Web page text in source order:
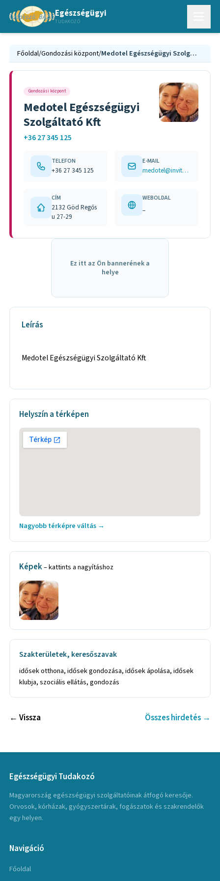
Egészségügyi
TUDAKOZÓ
Főoldal/Gondozási központ/ Medotel Egészségügyi Szolgáltató Kft
Gondozási központ
Medotel Egészségügyi
Szolgáltató Kft
+36 27 345 125
TELEFON
+36 27 345 125
E-MAIL
medotel@invitel.hu
CÍM
2132 Göd Regős
u 27-29
WEBOLDAL
–
Ez itt az Ön bannerének a
helye
Leírás
Medotel Egészségügyi Szolgáltató Kft
Helyszín a térképen
Nagyobb térképre váltás →
Képek– kattints a nagyításhoz
Szakterületek, keresőszavak
idősek otthona, idősek gondozása, idősek ápolása, idősek
klubja, szociális ellátás, gondozás
← Vissza Összes hirdetés →
Egészségügyi Tudakozó
Magyarország egészségügyi szolgáltatóinak átfogó keresője.
Orvosok, kórházak, gyógyszertárak, fogászatok és szakrendelők
egy helyen.
Navigáció
Főoldal